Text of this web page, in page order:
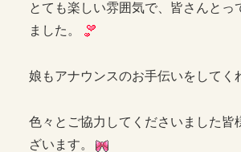
とても楽しい雰囲気で、皆さんとっ
ました。
娘もアナウンスのお手伝いをしてく
色々とご協力してくださいました皆
ざいます。